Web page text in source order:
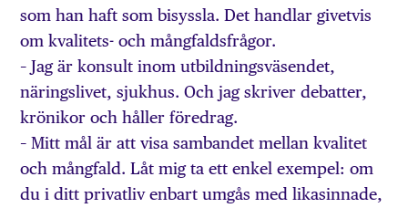
som han haft som bisyssla. Det handlar givetvis
om kvalitets- och mångfaldsfrågor.
– Jag är konsult inom utbildningsväsendet,
näringslivet, sjukhus. Och jag skriver debatter,
krönikor och håller föredrag.
– Mitt mål är att visa sambandet mellan kvalitet
och mångfald. Låt mig ta ett enkel exempel: om
du i ditt privatliv enbart umgås med likasinnade,